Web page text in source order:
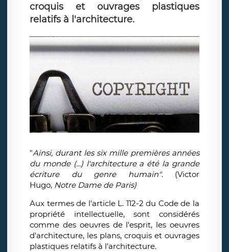
croquis et ouvrages plastiques
relatifs à l'architecture.
"Ainsi, durant les six mille premières années
du monde (...) l'architecture a été la grande
écriture du genre humain". (Victor
Hugo, Notre Dame de Paris)
Aux termes de l'article L. 112-2 du Code de la
propriété intellectuelle, sont considérés
comme des oeuvres de l'esprit, les oeuvres
d'architecture, les plans, croquis et ouvrages
plastiques relatifs à l'architecture.